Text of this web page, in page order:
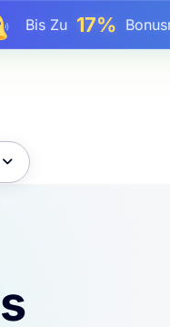
Bis Zu 25%
Bis Zu81%Rabatt
